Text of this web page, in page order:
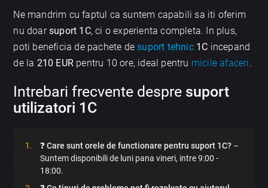
Ne mandrim cu faptul ca suntem capabili sa iti oferim
nu doarsuport 1C, ci o experienta completa. In plus,
poti beneficia de pachete desuport tehnic1C incepand
de la 210 EUR pentru 10 ore, ideal pentru micile afaceri.
Intrebari frecvente despre suport
utilizatori 1C
❓Care sunt orele de functionare pentru suport 1C? –
Suntem disponibili de luni pana vineri, intre 9:00 -
18:00.